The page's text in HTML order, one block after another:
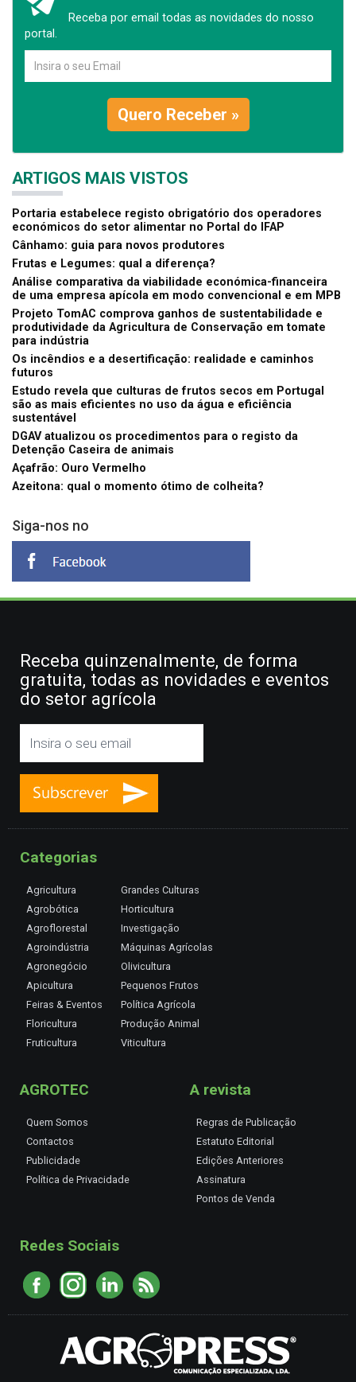
Receba por email todas as novidades do nosso
portal.
Quero Receber »
ARTIGOS MAIS VISTOS
Portaria estabelece registo obrigatório dos operadores
económicos do setor alimentar no Portal do IFAP
Cânhamo: guia para novos produtores
Frutas e Legumes: qual a diferença?
Análise comparativa da viabilidade económica-financeira
de uma empresa apícola em modo convencional e em MPB
Projeto TomAC comprova ganhos de sustentabilidade e
produtividade da Agricultura de Conservação em tomate
para indústria
Os incêndios e a desertificação: realidade e caminhos
futuros
Estudo revela que culturas de frutos secos em Portugal
são as mais eficientes no uso da água e eficiência
sustentável
DGAV atualizou os procedimentos para o registo da
Detenção Caseira de animais
Açafrão: Ouro Vermelho
Azeitona: qual o momento ótimo de colheita?
Siga-nos no
Receba quinzenalmente, de forma
gratuita, todas as novidades e eventos
do setor agrícola
Categorias
Agricultura
Agrobótica
Agroflorestal
Agroindústria
Agronegócio
Apicultura
Feiras & Eventos
Floricultura
Fruticultura
Grandes Culturas
Horticultura
Investigação
Máquinas Agrícolas
Olivicultura
Pequenos Frutos
Política Agrícola
Produção Animal
Viticultura
AGROTEC
Quem Somos
Contactos
Publicidade
Política de Privacidade
A revista
Regras de Publicação
Estatuto Editorial
Edições Anteriores
Assinatura
Pontos de Venda
Redes Sociais